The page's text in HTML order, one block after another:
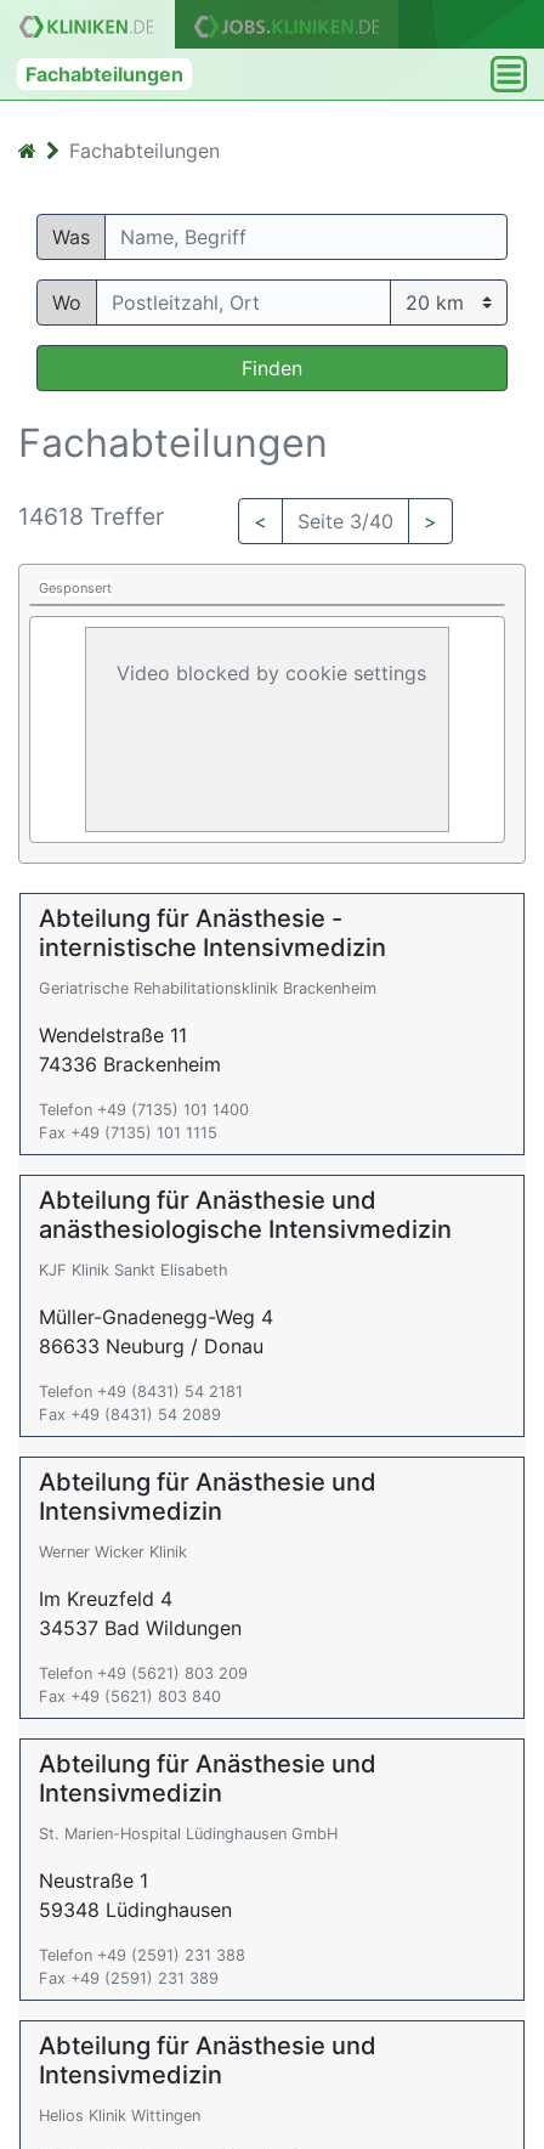
Fachabteilungen
Fachabteilungen
Was
Wo
Finden
Fachabteilungen
14618 Treffer < Seite 3/40 >
Gesponsert
Video blocked by cookie settings
Abteilung für Anästhesie -
internistische Intensivmedizin
Geriatrische Rehabilitationsklinik Brackenheim
Wendelstraße 11
74336 Brackenheim
Telefon +49 (7135) 101 1400
Fax +49 (7135) 101 1115
Abteilung für Anästhesie und
anästhesiologische Intensivmedizin
KJF Klinik Sankt Elisabeth
Müller-Gnadenegg-Weg 4
86633 Neuburg / Donau
Telefon +49 (8431) 54 2181
Fax +49 (8431) 54 2089
Abteilung für Anästhesie und
Intensivmedizin
Werner Wicker Klinik
Im Kreuzfeld 4
34537 Bad Wildungen
Telefon +49 (5621) 803 209
Fax +49 (5621) 803 840
Abteilung für Anästhesie und
Intensivmedizin
St. Marien-Hospital Lüdinghausen GmbH
Neustraße 1
59348 Lüdinghausen
Telefon +49 (2591) 231 388
Fax +49 (2591) 231 389
Abteilung für Anästhesie und
Intensivmedizin
Helios Klinik Wittingen